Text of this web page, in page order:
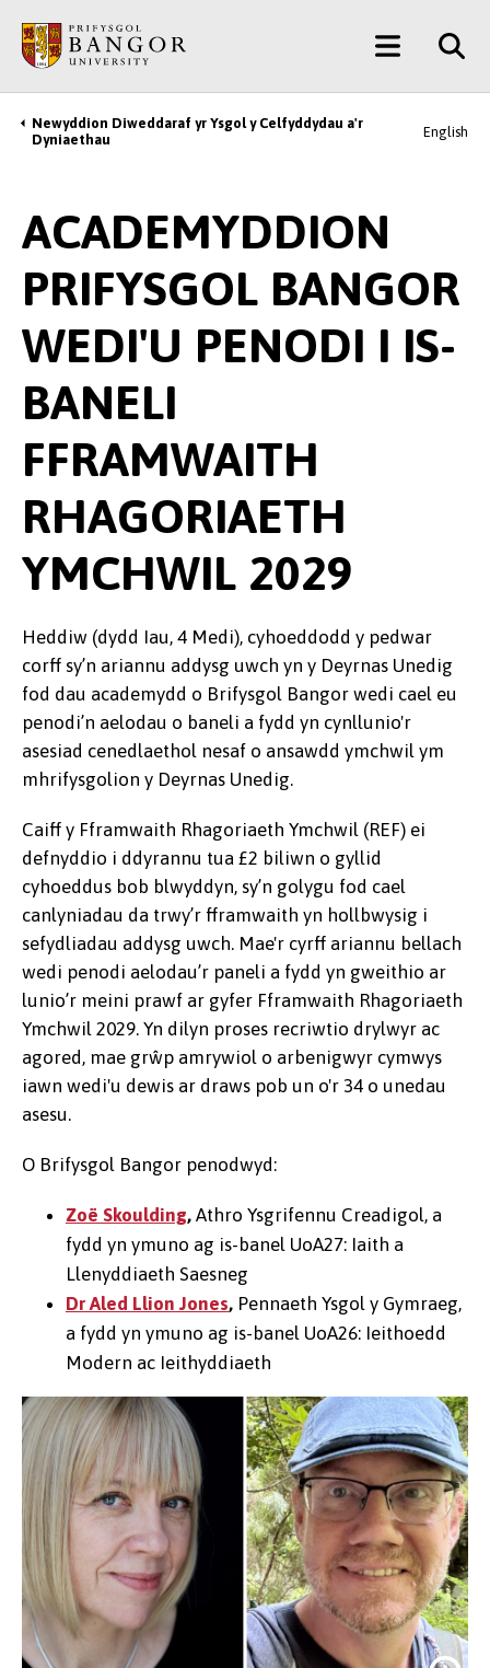
Prif
Gynnwys
Main
Menu
Breadcrumb
Newyddion Diweddaraf yr Ysgol y Celfyddydau a'r
Dyniaethau
English
ACADEMYDDION
PRIFYSGOL BANGOR
WEDI'U PENODI I IS-
BANELI
FFRAMWAITH
RHAGORIAETH
YMCHWIL 2029
Heddiw (dydd Iau, 4 Medi), cyhoeddodd y pedwar
corff sy’n ariannu addysg uwch yn y Deyrnas Unedig
fod dau academydd o Brifysgol Bangor wedi cael eu
penodi’n aelodau o baneli a fydd yn cynllunio'r
asesiad cenedlaethol nesaf o ansawdd ymchwil ym
mhrifysgolion y Deyrnas Unedig.
Caiff y Fframwaith Rhagoriaeth Ymchwil (REF) ei
defnyddio i ddyrannu tua £2 biliwn o gyllid
cyhoeddus bob blwyddyn, sy’n golygu fod cael
canlyniadau da trwy’r fframwaith yn hollbwysig i
sefydliadau addysg uwch. Mae'r cyrff ariannu bellach
wedi penodi aelodau’r paneli a fydd yn gweithio ar
lunio’r meini prawf ar gyfer Fframwaith Rhagoriaeth
Ymchwil 2029. Yn dilyn proses recriwtio drylwyr ac
agored, mae grŵp amrywiol o arbenigwyr cymwys
iawn wedi'u dewis ar draws pob un o'r 34 o unedau
asesu.
O Brifysgol Bangor penodwyd:
Zoë Skoulding, Athro Ysgrifennu Creadigol, a
fydd yn ymuno ag is-banel UoA27: Iaith a
Llenyddiaeth Saesneg
Dr Aled Llion Jones, Pennaeth Ysgol y Gymraeg,
a fydd yn ymuno ag is-banel UoA26: Ieithoedd
Modern ac Ieithyddiaeth